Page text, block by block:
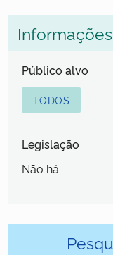
Informações
Público alvo
TODOS
Legislação
Não há